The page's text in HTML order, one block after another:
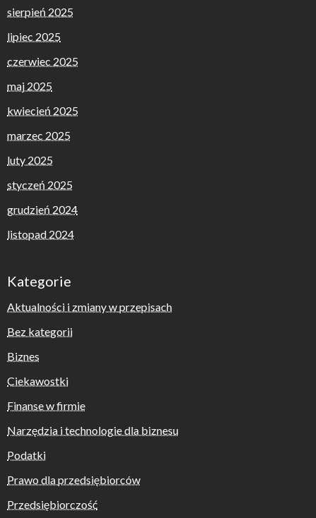
sierpień 2025
lipiec 2025
czerwiec 2025
maj 2025
kwiecień 2025
marzec 2025
luty 2025
styczeń 2025
grudzień 2024
listopad 2024
Kategorie
Aktualności i zmiany w przepisach
Bez kategorii
Biznes
Ciekawostki
Finanse w firmie
Narzędzia i technologie dla biznesu
Podatki
Prawo dla przedsiębiorców
Przedsiębiorczość